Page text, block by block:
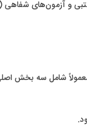
و آزمون‌های شفاهی
معمولاً شامل سه بخش